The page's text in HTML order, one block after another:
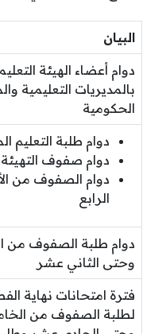
البيان
دوام أعضاء الهيئة
بالمديريات التعليمية
الحكومية
دوام طلبة التعليم
دوام صفوف التهيئة
دوام الصفوف من
الرابع
دوام طلبة الصفوف من
وحتى الثاني عشر
فترة امتحانات نهاية
لطلبة الصفوف من